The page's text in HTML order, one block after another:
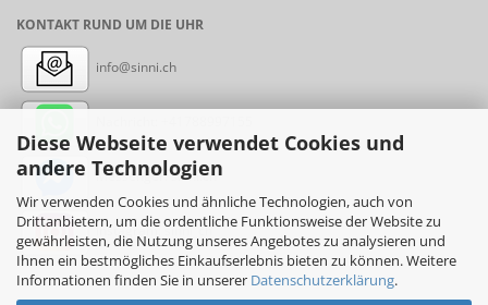
Diese Webseite verwendet Cookies und
andere Technologien
Wir verwenden Cookies und ähnliche Technologien, auch von
Drittanbietern, um die ordentliche Funktionsweise der Website zu
gewährleisten, die Nutzung unseres Angebotes zu analysieren und
Ihnen ein bestmögliches Einkaufserlebnis bieten zu können. Weitere
Informationen finden Sie in unserer Datenschutzerklärung.
KONTAKT RUND UM DIE UHR
info@sinni.ch
Messenger: sinni.ch
Instagram: sinni_ch